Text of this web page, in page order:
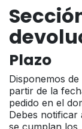
Plazo
Disponemos
partir de la
pedido en el
Debes notificar
se cumplan